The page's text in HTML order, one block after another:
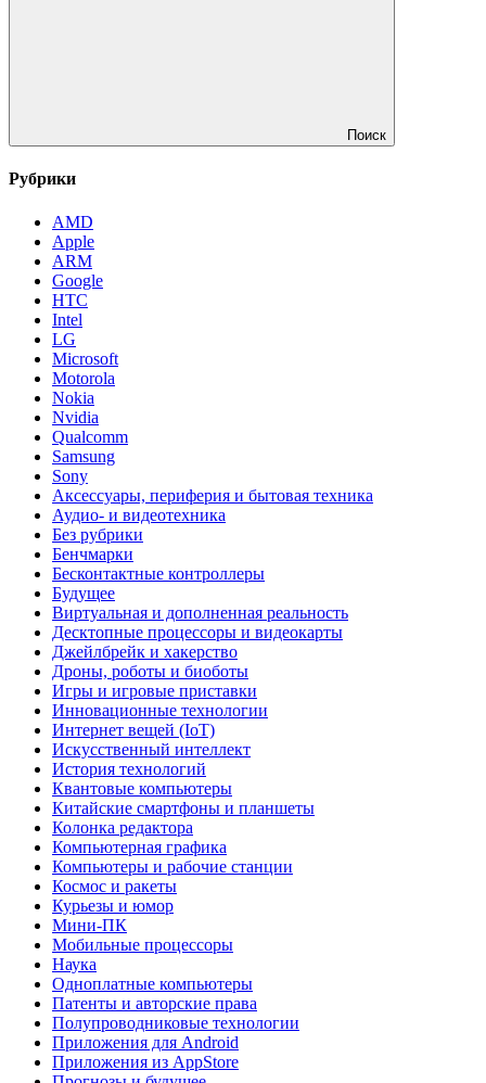
Поиск
Рубрики
AMD
Apple
ARM
Google
HTC
Intel
LG
Microsoft
Motorola
Nokia
Nvidia
Qualcomm
Samsung
Sony
Аксессуары, периферия и бытовая техника
Аудио- и видеотехника
Без рубрики
Бенчмарки
Бесконтактные контроллеры
Будущее
Виртуальная и дополненная реальность
Десктопные процессоры и видеокарты
Джейлбрейк и хакерство
Дроны, роботы и биоботы
Игры и игровые приставки
Инновационные технологии
Интернет вещей (IoT)
Искусственный интеллект
История технологий
Квантовые компьютеры
Китайские смартфоны и планшеты
Колонка редактора
Компьютерная графика
Компьютеры и рабочие станции
Космос и ракеты
Курьезы и юмор
Мини-ПК
Мобильные процессоры
Наука
Одноплатные компьютеры
Патенты и авторские права
Полупроводниковые технологии
Приложения для Android
Приложения из AppStore